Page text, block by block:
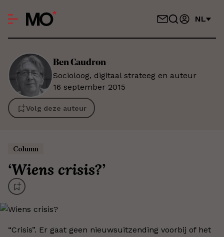
NL
BenCaudron
Socioloog, digitaal strateeg en auteur
16 september 2015
Volg deze auteur
Column
‘Wiens crisis?’
“Crisis”. Er gaat geen nieuwsuitzending voorbij of het